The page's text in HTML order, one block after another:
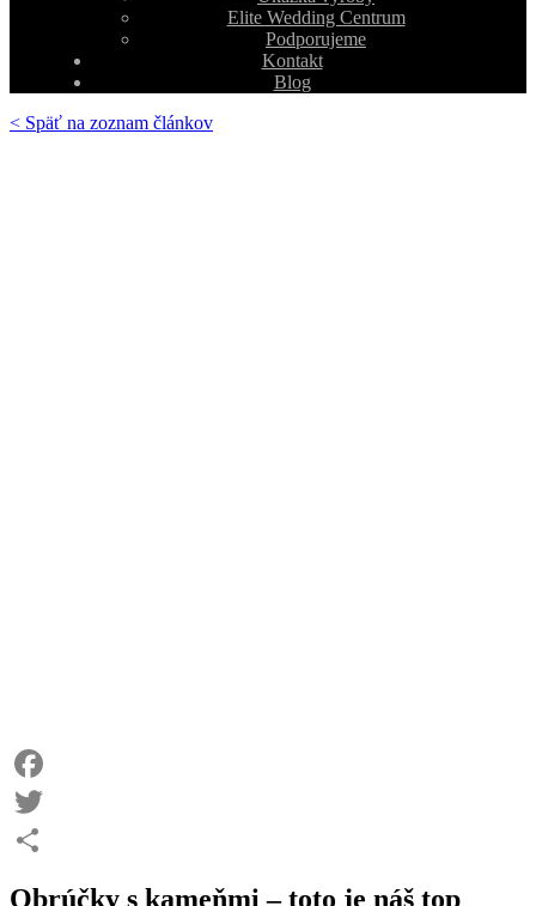
Elite Wedding Centrum
Podporujeme
Kontakt
Blog
< Späť na zoznam článkov
Facebook
Twitter
Obrúčky s kameňmi – toto je náš top